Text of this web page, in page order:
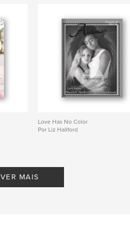
Love Has No Color
Por Liz Hallford
VER MAIS